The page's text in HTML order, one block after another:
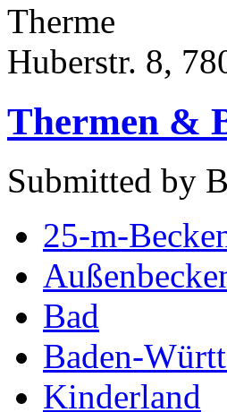
Therme
Huberstr. 8,
Thermen &
Submitted by
25-m-
Bad
Baden-
Kinderland